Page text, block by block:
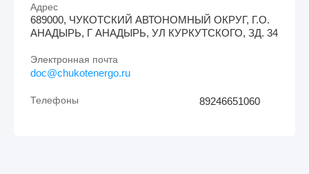
Адрес
689000, ЧУКОТСКИЙ АВТОНОМНЫЙ ОКРУГ, Г.О.
АНАДЫРЬ, Г АНАДЫРЬ, УЛ КУРКУТСКОГО, ЗД. 34
Электронная почта
doc@chukotenergo.ru
Телефоны 89246651060